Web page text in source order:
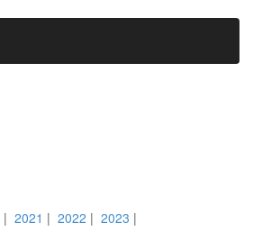
| 2021 | 2022 | 2023 |